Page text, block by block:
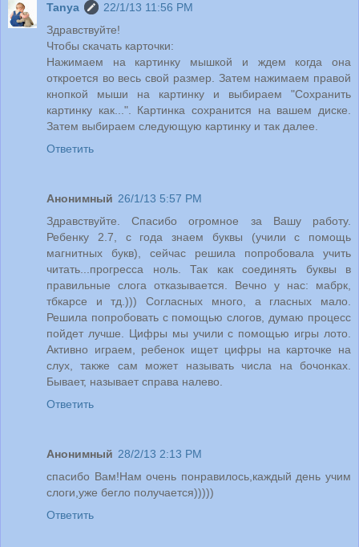
Tanya
22/1/13 11:56 PM
Здравствуйте!
Чтобы скачать карточки:
Нажимаем на картинку мышкой и ждем когда она
откроется во весь свой размер. Затем нажимаем правой
кнопкой мыши на картинку и выбираем "Сохранить
картинку как...". Картинка сохранится на вашем диске.
Затем выбираем следующую картинку и так далее.
Ответить
Анонимный 26/1/13 5:57 PM
Здравствуйте. Спасибо огромное за Вашу работу.
Ребенку 2.7, с года знаем буквы (учили с помощь
магнитных букв), сейчас решила попробовала учить
читать...прогресса ноль. Так как соединять буквы в
правильные слога отказывается. Вечно у нас: мабрк,
тбкарсе и тд.))) Согласных много, а гласных мало.
Решила попробовать с помощью слогов, думаю процесс
пойдет лучше. Цифры мы учили с помощью игры лото.
Активно играем, ребенок ищет цифры на карточке на
слух, также сам может называть числа на бочонках.
Бывает, называет справа налево.
Ответить
Анонимный 28/2/13 2:13 PM
спасибо Вам!Нам очень понравилось,каждый день учим
слоги,уже бегло получается)))))
Ответить